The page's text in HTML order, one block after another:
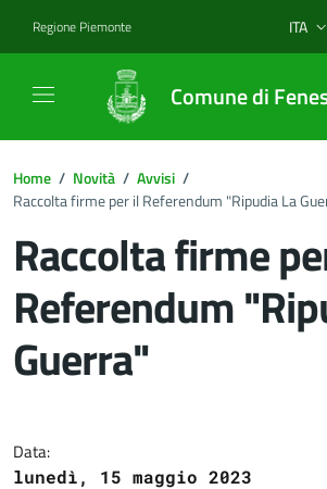
Regione Piemonte ITA
Comune di
Home / Novità / Avvisi /
Raccolta firme per il Referendum "Ripudia La
Raccolta firme
Referendum
Guerra"
Data:
lunedì, 15 maggio 2023